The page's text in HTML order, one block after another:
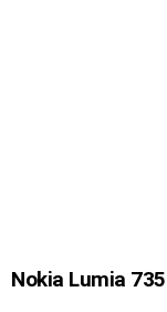
Nokia Lumia